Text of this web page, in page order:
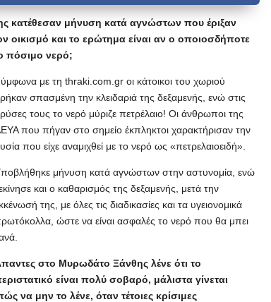
κατέθεσαν μήνυση κατά αγνώστων που έριξαν
οικισμό και το ερώτημα είναι αν ο οποιοσδήποτε
πόσιμο νερό;
με τη thraki.com.gr οι κάτοικοι του χωριού
σπασμένη την κλειδαριά της δεξαμενής, ενώ στις
τους το νερό μύριζε πετρέλαιο! Οι άνθρωποι της
που πήγαν στο σημείο έκπληκτοι χαρακτήρισαν την
που είχε αναμιχθεί με το νερό ως «πετρελαιοειδή».
μήνυση κατά αγνώστων στην αστυνομία, ενώ
και ο καθαρισμός της δεξαμενής, μετά την
της, με όλες τις διαδικασίες και τα υγειονομικά
ώστε να είναι ασφαλές το νερό που θα μπει
στο Μυρωδάτο Ξάνθης λένε ότι το
είναι πολύ σοβαρό, μάλιστα γίνεται
να μην το λένε, όταν τέτοιες κρίσιμες